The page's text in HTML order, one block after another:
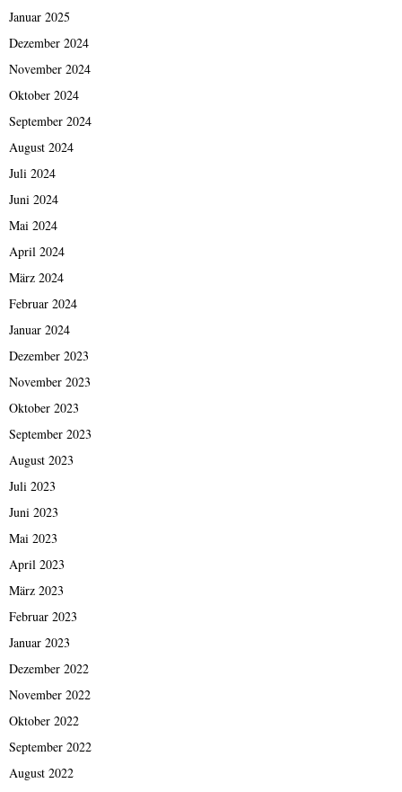
Januar 2025
Dezember 2024
November 2024
Oktober 2024
September 2024
August 2024
Juli 2024
Juni 2024
Mai 2024
April 2024
März 2024
Februar 2024
Januar 2024
Dezember 2023
November 2023
Oktober 2023
September 2023
August 2023
Juli 2023
Juni 2023
Mai 2023
April 2023
März 2023
Februar 2023
Januar 2023
Dezember 2022
November 2022
Oktober 2022
September 2022
August 2022